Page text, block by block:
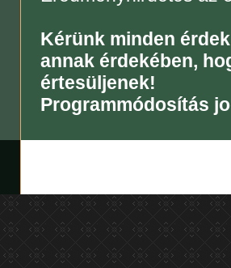
Kérünk minden
annak érdekében,
értesüljenek!
Programmódosítás